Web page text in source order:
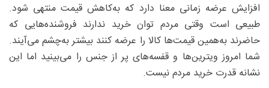
افزایش عرضه زمانی معنا دارد که به‌کاهش قیمت منتهی شود.
طبیعی است وقتی مردم توان خرید ندارند فروشنده‌هایی که
حاضرند به‌همین قیمت‌ها کالا را عرضه کنند بیشتر به‌چشم می‌آیند.
شما امروز ویترین‌ها و قفسه‌های پر از جنس را می‌بینید اما این
نشانه قدرت خرید مردم نیست.